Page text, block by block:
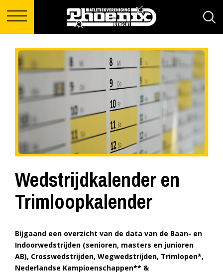
Wedstrijdkalender en
Trimloopkalender
Bijgaand een overzicht van de data van de Baan- en
Indoorwedstrijden (senioren, masters en junioren
AB), Crosswedstrijden, Wegwedstrijden, Trimlopen*,
Nederlandse Kampioenschappen** &